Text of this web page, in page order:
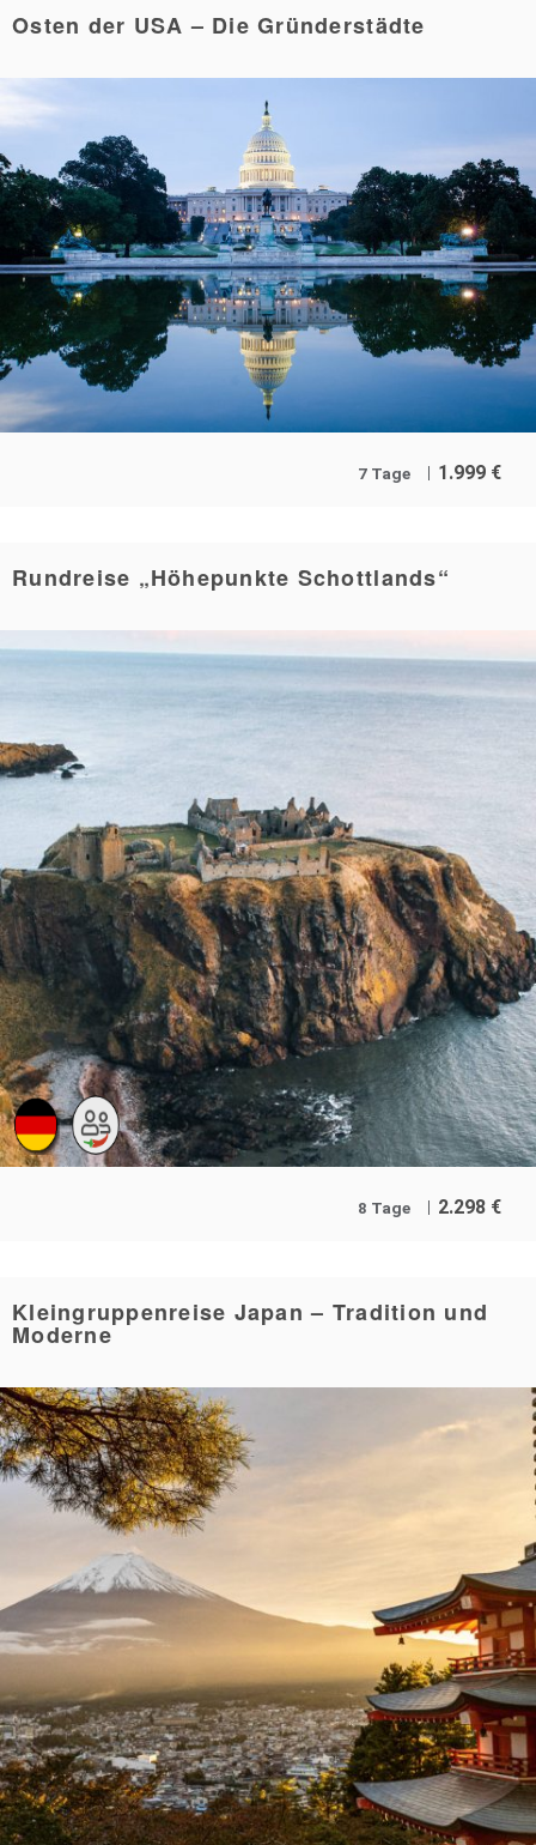
Osten der USA – Die Gründerstädte
7 Tage 1.999 €
Rundreise „Höhepunkte Schottlands“
8 Tage 2.298 €
Kleingruppenreise Japan – Tradition und
Moderne